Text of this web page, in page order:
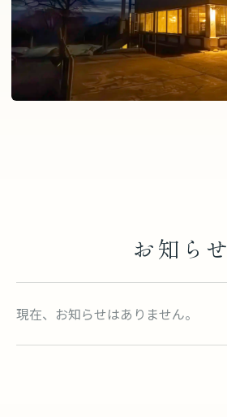
お知らせ
現在、お知らせはありません。